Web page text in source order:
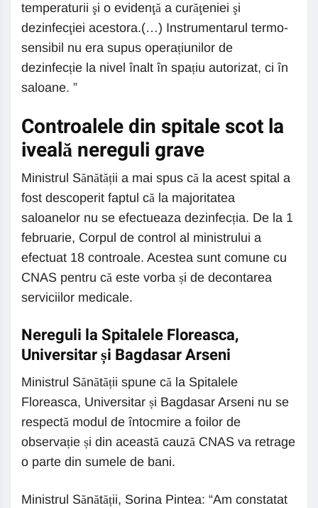
temperaturii şi o evidenţă a curăţeniei şi
dezinfecţiei acestora.(…) Instrumentarul termo-
sensibil nu era supus operațiunilor de
dezinfecție la nivel înalt în spațiu autorizat, ci în
saloane. ”
Controalele din spitale scot la
iveală nereguli grave
Ministrul Sănătății a mai spus că la acest spital a
fost descoperit faptul că la majoritatea
saloanelor nu se efectueaza dezinfecția. De la 1
februarie, Corpul de control al ministrului a
efectuat 18 controale. Acestea sunt comune cu
CNAS pentru că este vorba și de decontarea
serviciilor medicale.
Nereguli la Spitalele Floreasca,
Universitar și Bagdasar Arseni
Ministrul Sănătății spune că la Spitalele
Floreasca, Universitar și Bagdasar Arseni nu se
respectă modul de întocmire a foilor de
observație și din această cauză CNAS va retrage
o parte din sumele de bani.
Ministrul Sănătății, Sorina Pintea: “Am constatat